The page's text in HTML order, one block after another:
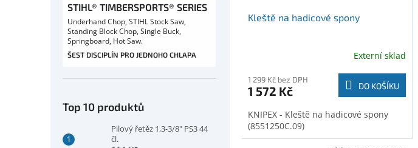
STIHL® TIMBERSPORTS® SERIES
Underhand Chop, STIHL Stock Saw,
Standing Block Chop, Single Buck,
Springboard, Hot Saw.
ŠEST DISCIPLÍN PRO JEDNOHO CHLAPA
Top 10 produktů
Pilový řetěz 1,3-3/8" PS3 44
čl.
Kleště na hadicové spony
Externí sklad
1 299 Kč bez DPH
1 572 Kč DO KOŠÍKU
KNIPEX - Kleště na hadicové spony
(8551250C.09)